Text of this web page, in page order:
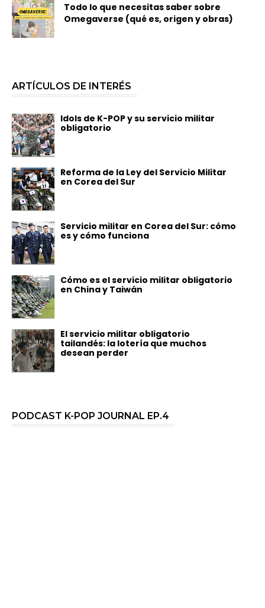
Todo lo que necesitas saber sobre
Omegaverse (qué es, origen y obras)
ARTÍCULOS DE INTERÉS
Idols de K-POP y su servicio militar
obligatorio
Reforma de la Ley del Servicio Militar
en Corea del Sur
Servicio militar en Corea del Sur: cómo
es y cómo funciona
Cómo es el servicio militar obligatorio
en China y Taiwán
El servicio militar obligatorio
tailandés: la lotería que muchos
desean perder
PODCAST K-POP JOURNAL EP.4